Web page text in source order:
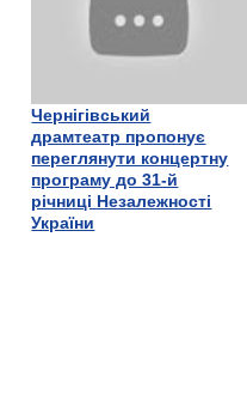
Чернігівський
драмтеатр пропонує
переглянути концертну
програму до 31-й
річниці Незалежності
України